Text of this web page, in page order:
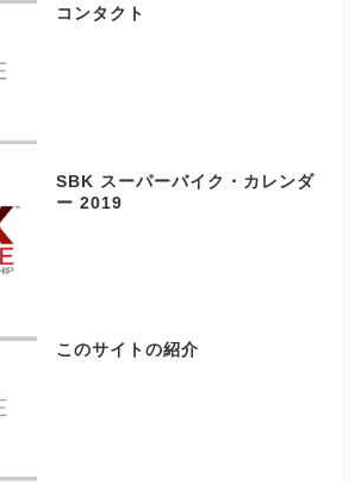
コンタクト
SBK スーパーバイク・カレンダ
ー 2019
このサイトの紹介